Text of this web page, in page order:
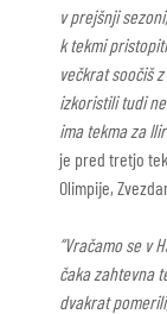
v prejšnji
k tekmi
večkrat soočiš
izkoristili tudi
ima tekma za
je pred tretjo
Olimpije,
“Vračamo se v
čaka zahtevna
dvakrat